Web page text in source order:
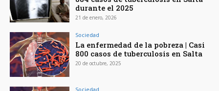
durante el 2025
21 de enero, 2026
Sociedad
La enfermedad de la pobreza | Casi
800 casos de tuberculosis en Salta
20 de octubre, 2025
Sociedad